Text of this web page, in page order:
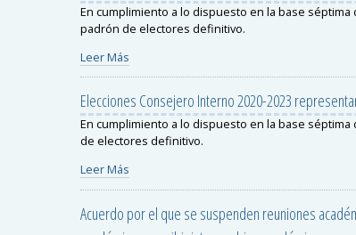
En cumplimiento a lo dispuesto en la base
padrón de electores definitivo.
Leer Más
Elecciones Consejero Interno 2020-2023
En cumplimiento a lo dispuesto en la base
de electores definitivo.
Leer Más
Acuerdo por el que se suspenden reuniones